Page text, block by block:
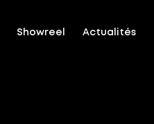
Showreel Actualités